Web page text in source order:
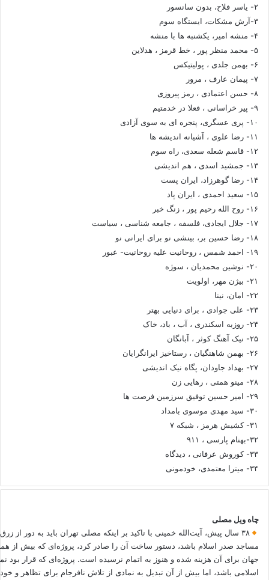
۲- یاسر فلاح، بدون سانسور
۳-آرش مشکات، ایستگاه سوم
۴- منشه امیر، یکشنبه ها با منشه
۵- محمد منظر پور ، خط قرمز ، هدلاین
۶- بهمن جلدی ، پولیتیکس
۷- پیمان عارف ، مرور
۸- حسن اعتمادی ، رمز پیروزی
۹- پیر خراسانی ، فعلا در خدمتیم
۱۰- پری عسگری، پنجره ای به سوی آزادی
۱۱- رضا علوی ، آشیانه اندیشه ها
۱۲- قاسم شعله سعدی، راه سوم
۱۳- جمشید اسدی ، هم اندیشی
۱۴- رضا گوهرزاد، ایران پست
۱۵- سعید احمدی ، ایران پاد
۱۶- روح الله رحیم پور ، زنگ خبر
۱۷- جلال ایجادی، فلسفه ، جامعه شناسی ، سیاست
۱۸- رضا حسین بر، بینشی نو برای ایرانی نو
۱۹- احمد شمس ، روحانیت علیه روحانیت- عبور
۲۰- نوشین محمدیان ، سوژه
۲۱- بیژن مهر، اولویت
۲۲- امان، نینا
۲۳- علی جوادی ، برای دنیایی بهتر
۲۴- روزبه اسکندری ، آب ، باد، خاک
۲۵- نیک آهنگ کوثر ، آبانگان
۲۶- بهمن شاهنگیان ، رستاخیز ایرانگرایان
۲۷- بهداد جاودان، پگاه نیک اندیشی
۲۸- مینو همتی ، رهایی زن
۲۹- امیر حسین توفیق سرزمین فرصت ها
۳۰- سید مهدی موسوی بامداد
۳۱- کشیش هرمز ، شبکه ۷
۳۲-بهنام پارسی ، ۹۱۱
۳۳- کوروش عرفانی ، دیدگاه
۳۴- میترا معتمدی، خودمونی
چاه ویل مصلی
۳۸ سال پیش، آیت‌الله خمینی با تاکید بر اینکه مصلی تهران باید به دور از
مساجد صدر اسلام باشد، دستور ساخت آن را صادر کرد، پروژه‌ای که بیش از
جهان برای آن هزینه شده و هنوز به اتمام نرسیده است. پروژه‌ای که قرار بود
اسلامی باشد، اما بیش از آن تبدیل به نمادی از تلاش نافرجام برای تظاهر و